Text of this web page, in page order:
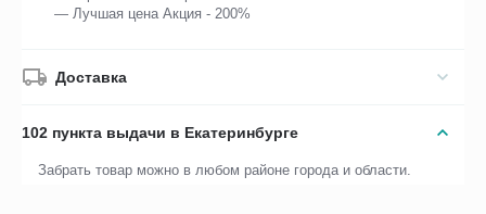
— Лучшая цена Акция - 200%
Доставка
102 пункта выдачи в Екатеринбурге
Забрать товар можно в любом районе города и области.